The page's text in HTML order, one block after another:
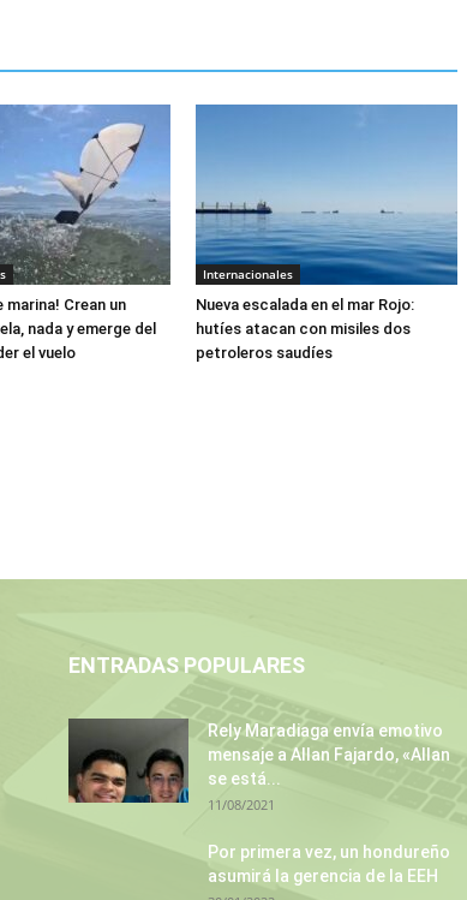
marina! Crean un
nada y emerge del
el vuelo
Internacionales
Nueva escalada en el mar Rojo:
hutíes atacan con misiles dos
petroleros saudíes
ENTRADAS POPULARES
Rely Maradiaga envía emotivo
mensaje a Allan Fajardo, «Allan
se está...
11/08/2021
Por primera vez, un hondureño
asumirá la gerencia de la EEH